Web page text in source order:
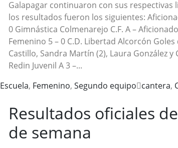
Galapagar continuaron con sus respectivas
los resultados fueron los siguientes:
0 Gimnástica Colmenarejo C.F. A – Aficionado
Femenino 5 – 0 C.D. Libertad Alcorcón Goles
Castillo, Sandra Martín (2), Laura González y
Redin Juvenil A 3 –...
Escuela, Femenino, Segundo equipo cantera,
Resultados oficiales
de semana